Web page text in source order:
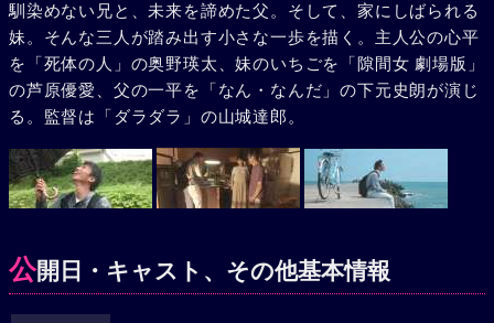
馴染めない兄と、未来を諦めた父。そして、家にしばられる
妹。そんな三人が踏み出す小さな一歩を描く。主人公の心平
を「死体の人」の奥野瑛太、妹のいちごを「隙間女 劇場版」
の芦原優愛、父の一平を「なん・なんだ」の下元史朗が演じ
る。監督は「ダラダラ」の山城達郎。
公開日・キャスト、その他基本情報